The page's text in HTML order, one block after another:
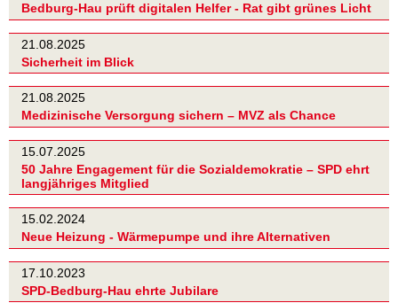
Bedburg-Hau prüft digitalen Helfer - Rat gibt grünes Licht
21.08.2025
Sicherheit im Blick
21.08.2025
Medizinische Versorgung sichern – MVZ als Chance
15.07.2025
50 Jahre Engagement für die Sozialdemokratie – SPD ehrt
langjähriges Mitglied
15.02.2024
Neue Heizung - Wärmepumpe und ihre Alternativen
17.10.2023
SPD-Bedburg-Hau ehrte Jubilare